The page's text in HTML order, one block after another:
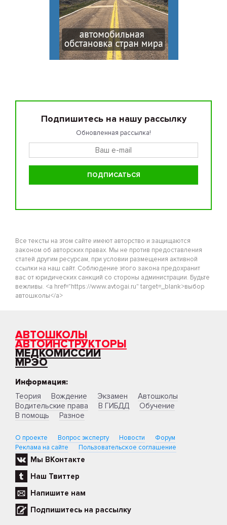
Подпишитесь на нашу рассылку
Обновленная рассылка!
Все тексты на этом сайте имеют авторство и защищаются
законом об авторских правах. Мы не против предоставления
статей другим ресурсам, при условии размещения активной
ссылки на наш сайт. Соблюдение этого закона предохранит
вас от юридических санкций со стороны администрации. Будьте
вежливы. <a href="https://www.avtogai.ru" target=_blank>выбор
автошколы</a>
АВТОШКОЛЫ
АВТОИНСТРУКТОРЫ
МЕДКОМИССИИ
МРЭО
Информация:
Теория
Вождение Экзамен
Автошколы
Водительские права
В ГИБДД
Обучение
В помощь
Разное
О проекте Вопрос эксперту Новости
Форум
Реклама на сайте
Пользовательское соглашение
Мы ВКонтакте
Наш Твиттер
Напишите нам
Подпишитесь на рассылку